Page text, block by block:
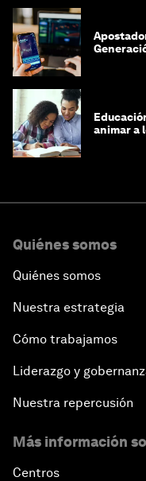
animar a
Quiénes somos
Quiénes somos
Nuestra estrategia
Cómo trabajamos
Liderazgo y
Nuestra repercusión
Más información
Centros